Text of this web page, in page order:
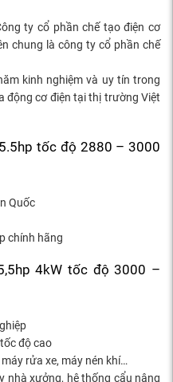
ty cổ phần chế tạo điện cơ
chung là công ty cổ phần chế
kinh nghiệm và uy tín trong
động cơ điện tại thị trường Việt
tốc độ 2880 – 3000
Quốc
chính hãng
4kW tốc độ 3000 –
độ cao
rửa xe, máy nén khí…
nhà xưởng, hệ thống cẩu nâng